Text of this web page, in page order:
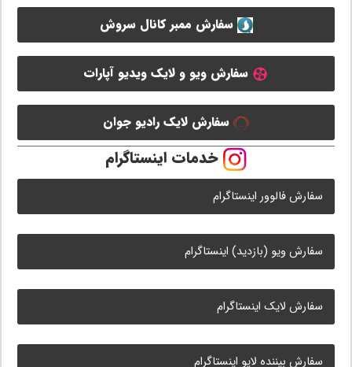
سفارش ممبر کانال سروش
سفارش ویو و لایک ویدیو آپارات
سفارش لایک رادیو جوان
خدمات اینستاگرام
سفارش فالوور اینستاگرام
سفارش ویو (بازدید) اینستاگرام
سفارش لایک اینستاگرام
سفارش بیننده لایو اینستاگرام